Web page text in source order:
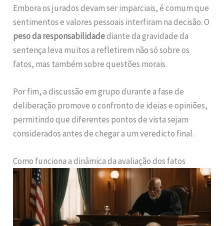
Embora os jurados devam ser imparciais, é comum que
sentimentos e valores pessoais interfiram na decisão. O
peso da responsabilidadediante da gravidade da
sentença leva muitos a refletirem não só sobre os
fatos, mas também sobre questões morais.
Por fim, a discussão em grupo durante a fase de
deliberação promove o confronto de ideias e opiniões,
permitindo que diferentes pontos de vista sejam
considerados antes de chegar a um veredicto final.
Como funciona a dinâmica da avaliação dos fatos